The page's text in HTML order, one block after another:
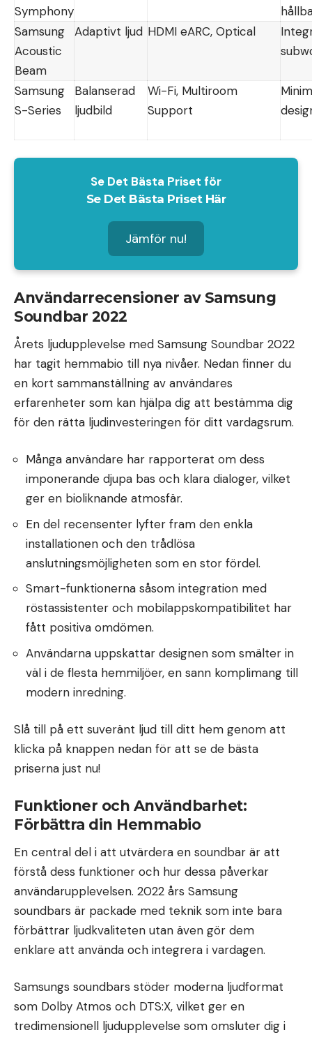
Symphony
Samsung
Acoustic
Beam
Adaptivt ljud HDMI eARC, Optical
Samsung
S-Series
Balanserad
ljudbild
Wi-Fi, Multiroom
Support
Se Det Bästa Priset för
Se Det Bästa Priset Här
Jämför nu!
Användarrecensioner av Samsung
Soundbar 2022
Årets ljudupplevelse med Samsung Soundbar 2022
har tagit hemmabio till nya nivåer. Nedan finner du
en kort sammanställning av användares
erfarenheter som kan hjälpa dig att bestämma dig
för den rätta ljudinvesteringen för ditt vardagsrum.
Många användare har rapporterat om dess
imponerande djupa bas och klara dialoger, vilket
ger en bioliknande atmosfär.
En del recensenter lyfter fram den enkla
installationen och den trådlösa
anslutningsmöjligheten som en stor fördel.
Smart-funktionerna såsom integration med
röstassistenter och mobilappskompatibilitet har
fått positiva omdömen.
Användarna uppskattar designen som smälter in
väl i de flesta hemmiljöer, en sann komplimang till
modern inredning.
Slå till på ett suveränt ljud till ditt hem genom att
klicka på knappen nedan för att se de bästa
priserna just nu!
Funktioner och Användbarhet:
Förbättra din Hemmabio
En central del i att utvärdera en soundbar är att
förstå dess funktioner och hur dessa påverkar
användarupplevelsen. 2022 års Samsung
soundbars är packade med teknik som inte bara
förbättrar ljudkvaliteten utan även gör dem
enklare att använda och integrera i vardagen.
Samsungs soundbars stöder moderna ljudformat
som Dolby Atmos och DTS:X, vilket ger en
tredimensionell ljudupplevelse som omsluter dig i